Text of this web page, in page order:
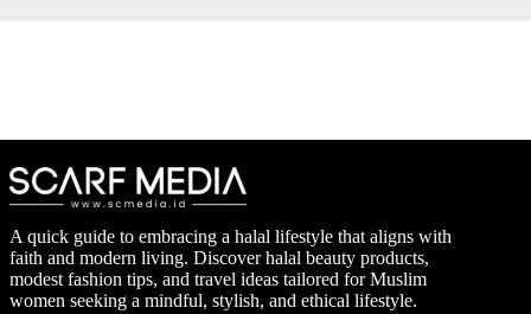
A quick guide to embracing a halal lifestyle that aligns with
faith and modern living. Discover halal beauty products,
modest fashion tips, and travel ideas tailored for Muslim
women seeking a mindful, stylish, and ethical lifestyle.